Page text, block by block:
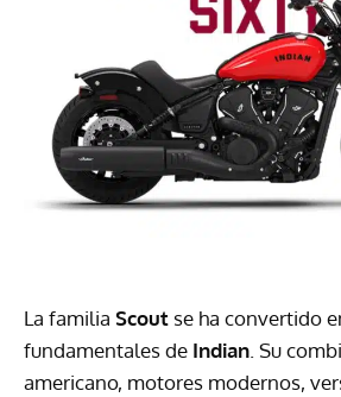
La familia Scout se ha convertido
fundamentales de Indian. Su
americano, motores modernos,